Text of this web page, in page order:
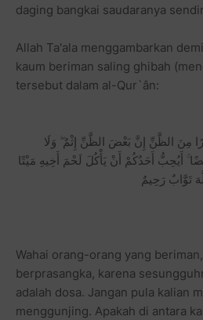
daging bangkai saudaranya
Allah Ta'ala menggambarkan
kaum beriman saling ghibah
tersebut dalam al-Qur`ân:
مِنَ الظَّنِّ إِنَّ بَعْضَ الظَّنِّ إِثْمٌ ۖ وَلَا
أَيُحِبُّ أَحَدُكُمْ أَنْ يَأْكُلَ لَحْمَ أَخِيهِ مَيْتًا
تَوَّابٌ رَحِيمٌ
Wahai orang-orang yang
berprasangka, karena
adalah dosa. Jangan pula kalian
menggunjing. Apakah di antara